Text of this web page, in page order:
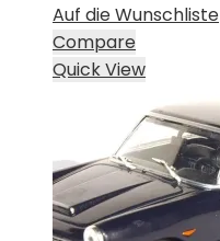
Auf die Wunschliste
Compare
Quick View